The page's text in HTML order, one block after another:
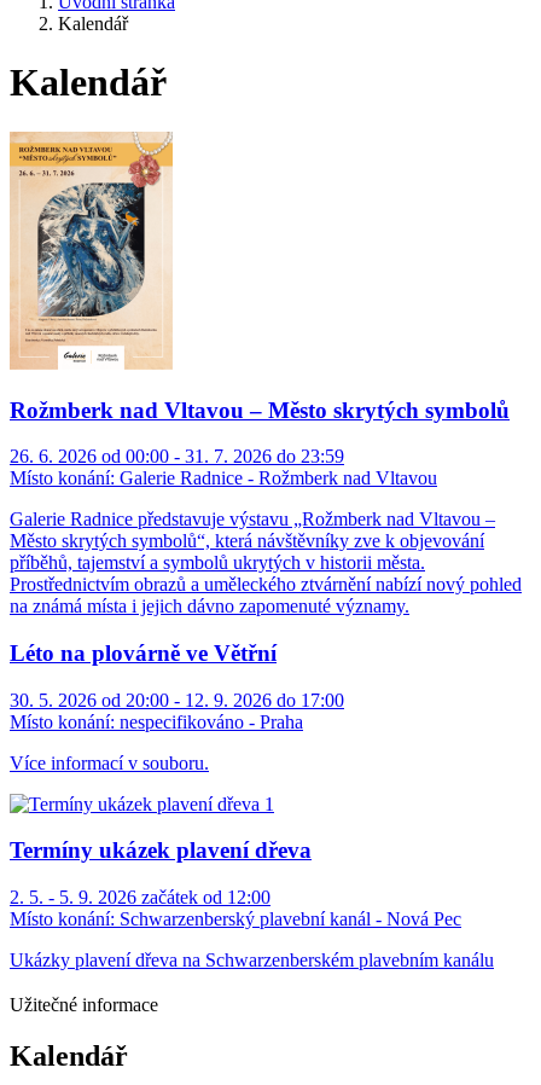
Kalendář
Kalendář
Rožmberk nad Vltavou – Město skrytých symbolů
26. 6. 2026 od 00:00 - 31. 7. 2026 do 23:59
Místo konání: Galerie Radnice - Rožmberk nad Vltavou
Galerie Radnice představuje výstavu „Rožmberk nad Vltavou –
Město skrytých symbolů“, která návštěvníky zve k objevování
příběhů, tajemství a symbolů ukrytých v historii města.
Prostřednictvím obrazů a uměleckého ztvárnění nabízí nový pohled
na známá místa i jejich dávno zapomenuté významy.
Léto na plovárně ve Větřní
30. 5. 2026 od 20:00 - 12. 9. 2026 do 17:00
Místo konání: nespecifikováno - Praha
Více informací v souboru.
Termíny ukázek plavení dřeva
2. 5. - 5. 9. 2026 začátek od 12:00
Místo konání: Schwarzenberský plavební kanál - Nová Pec
Ukázky plavení dřeva na Schwarzenberském plavebním kanálu
Užitečné informace
Kalendář